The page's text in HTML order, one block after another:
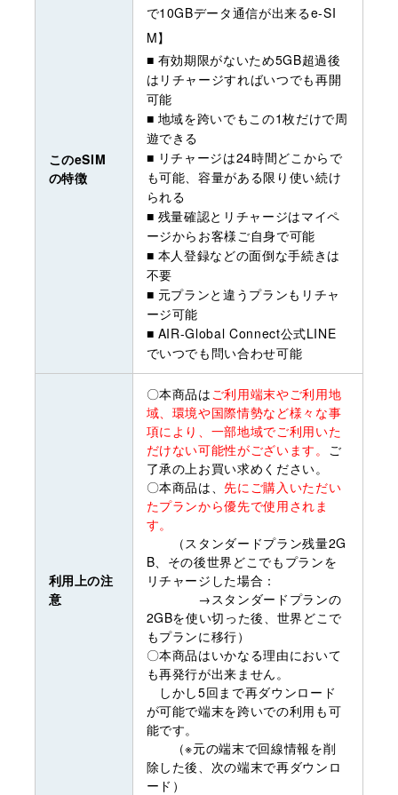
このeSIM
の特徴
で10GBデータ通信が出来るe-SI
M】
■ 有効期限がないため5GB超過後
はリチャージすればいつでも再開
可能
■ 地域を跨いでもこの1枚だけで周
遊できる
■ リチャージは24時間どこからで
も可能、容量がある限り使い続け
られる
■ 残量確認とリチャージはマイペ
ージからお客様ご自身で可能
■ 本人登録などの面倒な手続きは
不要
■ 元プランと違うプランもリチャ
ージ可能
■ AIR-Global Connect公式LINE
でいつでも問い合わせ可能
利用上の注
意
〇本商品は ご利用端末やご利用地
域、環境や国際情勢など様々な事
項により、一部地域でご利用いた
だけない可能性がございます。
ご
了承の上お買い求めください。
〇本商品は、先にご購入いただい
たプランから優先で使用されま
す。
（スタンダードプラン残量2G
B、その後世界どこでもプランを
リチャージした場合：
→スタンダードプランの
2GBを使い切った後、世界どこで
もプランに移行）
〇本商品はいかなる理由において
も再発行が出来ません。
しかし5回まで再ダウンロード
が可能で端末を跨いでの利用も可
能です。
（※元の端末で回線情報を削
除した後、次の端末で再ダウンロ
ード）